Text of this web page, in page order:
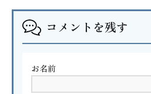
コメントを残す
お名前